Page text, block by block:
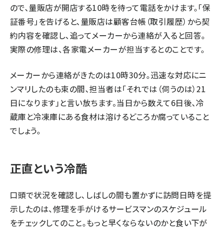
ので、量販店が開店する10時を待って電話をかけます。「保
証番号」を告げると、量販店は顧客台帳（取引履歴）から契
約内容を確認し、追ってメーカーから連絡が入ると回答。
実際の修理は、各家電メーカーが担当するとのことです。
メーカーから連絡がきたのは10時30分。迅速な対応にニ
ンマリしたのも束の間、担当者は「それでは（伺うのは）21
日になります」と言い放ちます。当日から数えて6日後、冷
蔵庫と冷凍庫にある食材は溶けるどころか腐っていること
でしょう。
正直という冷酷
口頭で状況を確認し、しばしの間も置かずに訪問日時を提
示したのは、修理を手がけるサービスマンのスケジュール
をチェックしてのこと。もっと早くならないのかと食い下が